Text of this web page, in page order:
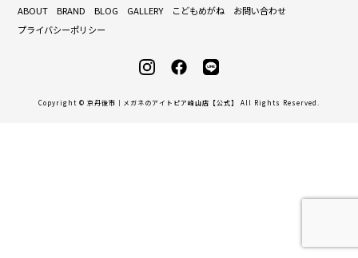
ABOUT BRAND BLOG GALLERY こどもめがね
お問い合わせ
プライバシーポリシー
Copyright © 京丹後市｜メガネのアイトピア峰山店【公式】 All Rights Reserved.